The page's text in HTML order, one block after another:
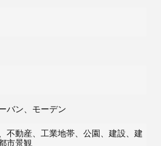
バン、モーデン
不動産、工業地帯、公園、建設、建
市景観